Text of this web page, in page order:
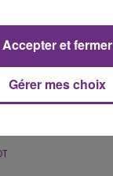
Gérer mes choix
Accepter et fermer